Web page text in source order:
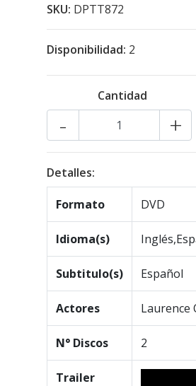
SKU: DPTT872
Disponibilidad: 2
Cantidad
+
-
Detalles:
Formato DVD
Idioma(s)
Subtitulo(s) Español
Actores Laurence
N° Discos 2
Trailer